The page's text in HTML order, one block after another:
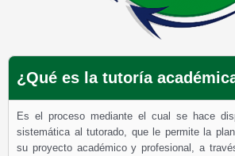
¿Qué es la tutoría
Es el proceso mediante el cual se hace
sistemática al tutorado, que le permite la
su proyecto académico y profesional, a